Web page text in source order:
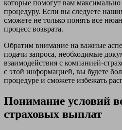
которые помогут вам
процедуру. Если вы следуете
сможете не только понять все
процесс возврата.
Обратим внимание на важные
подачи запроса, необходимые
взаимодействия с компанией-
с этой информацией, вы будете
процедуре и сможете избежать
Понимание условий
страховых выплат